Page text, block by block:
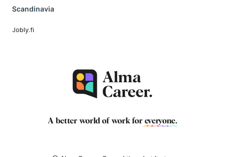
Scandinavia
Jobly.fi
A better world of work for everyone.